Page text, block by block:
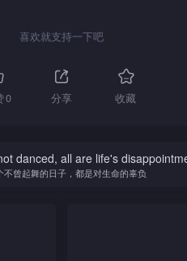
喜欢就支持一下吧
0 分享 收藏
danced, all are life's
不曾起舞的日子，都是对生命的辜负